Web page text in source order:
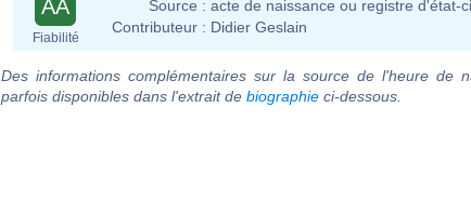
AA
Fiabilité
Source : acte de naissance ou registre d'état-
Contributeur : Didier Geslain
Des informations complémentaires sur la source de l'heure de
parfois disponibles dans l'extrait de biographie ci-dessous.